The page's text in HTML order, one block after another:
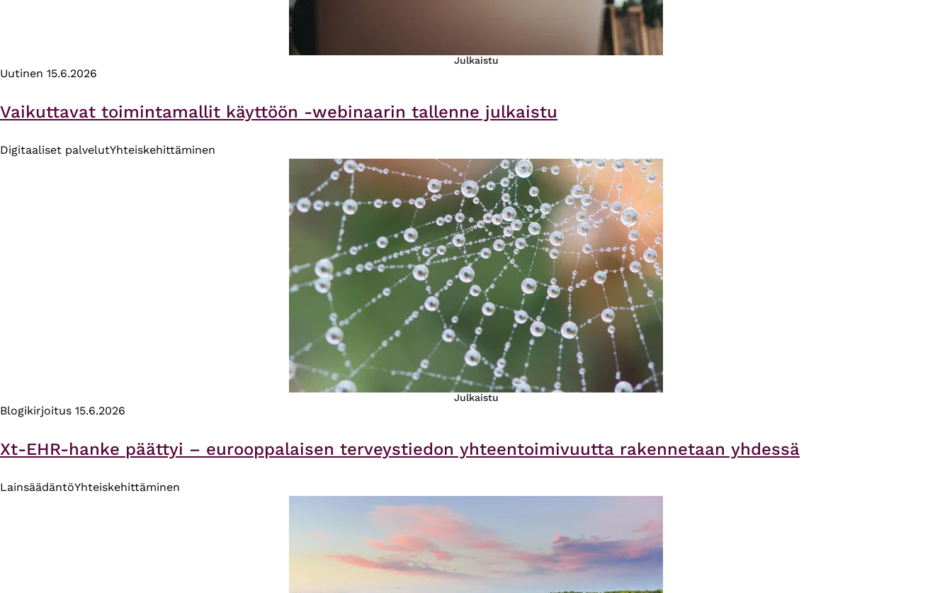
Julkaistu
Uutinen 15.6.2026
Vaikuttavat toimintamallit käyttöön -webinaarin tallenne julkaistu
Digitaaliset palvelutYhteiskehittäminen
Julkaistu
Blogikirjoitus 15.6.2026
Xt-EHR-hanke päättyi – eurooppalaisen terveystiedon yhteentoimivuutta rakennetaan yhdessä
LainsäädäntöYhteiskehittäminen